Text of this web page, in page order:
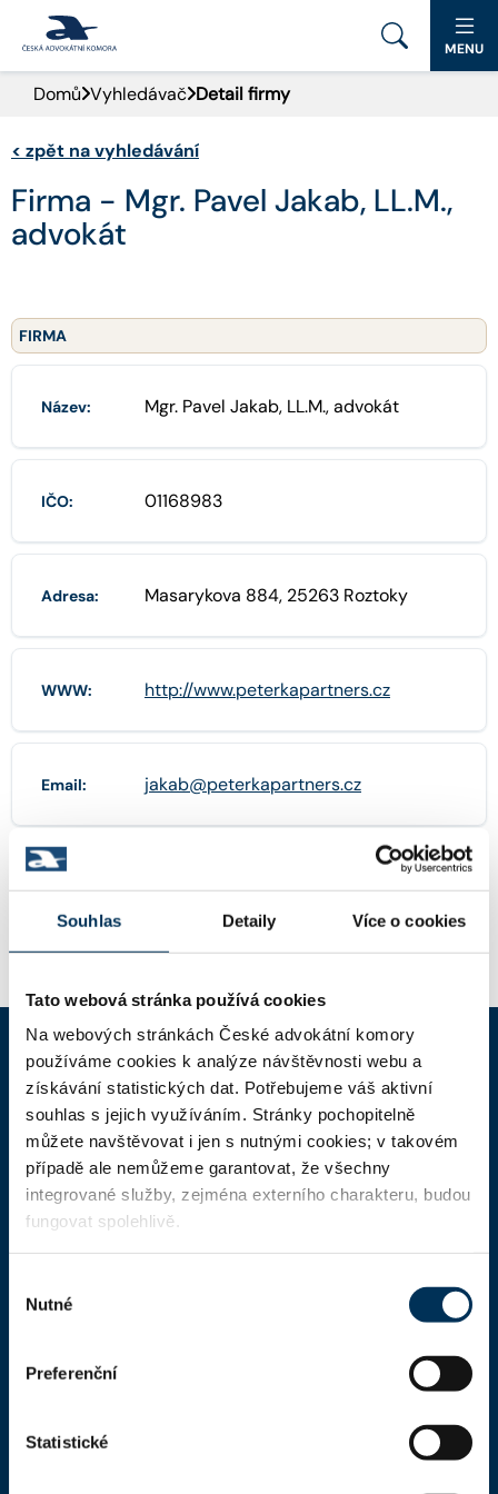
Souhlas Detaily Více o cookies
Tato webová stránka používá cookies
Na webových stránkách České advokátní komory
používáme cookies k analýze návštěvnosti webu a
získávání statistických dat. Potřebujeme váš aktivní
souhlas s jejich využíváním. Stránky pochopitelně
můžete navštěvovat i jen s nutnými cookies; v takovém
případě ale nemůžeme garantovat, že všechny
integrované služby, zejména externího charakteru, budou
fungovat spolehlivě.
souhlasu
Nutné
Preferenční
Statistické
PORTÁL ČAK
DOMŮ
AKTUALITY
PRO VEŘEJNOST
MENU
Domů Vyhledávač Detail firmy
< zpět na vyhledávání
Firma - Mgr. Pavel Jakab, LL.M.,
advokát
FIRMA
Název: Mgr. Pavel Jakab, LL.M., advokát
IČO: 01168983
Adresa: Masarykova 884, 25263 Roztoky
WWW: http://www.peterkapartners.cz
Email: jakab@peterkapartners.cz
ČAK
Domů
Aktuality
Dokumenty a formuláře
Advokátní deník